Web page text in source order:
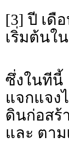
[3] ปี เดื
เริ่มต้นใ
ซึ่งในที
แจกแจง
ดินก่อสร้
และ ตา